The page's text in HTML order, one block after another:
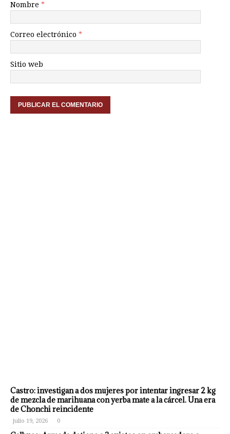
Nombre *
Correo electrónico *
Sitio web
Castro: investigan a dos mujeres por intentar ingresar 2 kg
de mezcla de marihuana con yerba mate a la cárcel. Una era
de Chonchi reincidente
julio 19, 2026 0